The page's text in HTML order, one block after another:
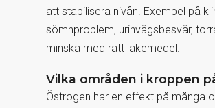
att stabilisera nivån. Exempel på
sömnproblem, urinvägsbesvär,
minska med rätt läkemedel.
Vilka områden i kroppen
Östrogen har en effekt på många